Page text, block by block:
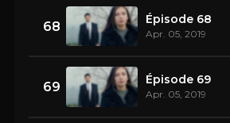
68 Épisode 68
Apr. 05, 2019
69 Épisode 69
Apr. 05, 2019